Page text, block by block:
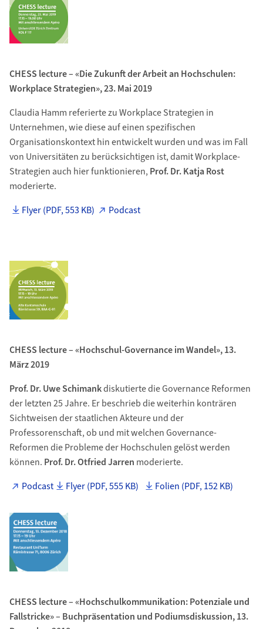
CHESS lecture – «Die Zukunft der Arbeit an Hochschulen:
Workplace Strategien», 23. Mai 2019
Claudia Hamm referierte zu Workplace Strategien in
Unternehmen, wie diese auf einen spezifischen
Organisationskontext hin entwickelt wurden und was im Fall
von Universitäten zu berücksichtigen ist, damit Workplace-
Strategien auch hier funktionieren, Prof. Dr. Katja Rost
moderierte.
Flyer (PDF, 553 KB)
Podcast
CHESS lecture – «Hochschul-Governance im Wandel», 13.
März 2019
Prof. Dr. Uwe Schimankdiskutierte die Governance Reformen
der letzten 25 Jahre. Er beschrieb die weiterhin konträren
Sichtweisen der staatlichen Akteure und der
Professorenschaft, ob und mit welchen Governance-
Reformen die Probleme der Hochschulen gelöst werden
können. Prof. Dr. Otfried Jarren moderierte.
Podcast
Flyer (PDF, 555 KB) Folien (PDF, 152 KB)
CHESS lecture – «Hochschulkommunikation: Potenziale und
Fallstricke» – Buchpräsentation und Podiumsdiskussion, 13.